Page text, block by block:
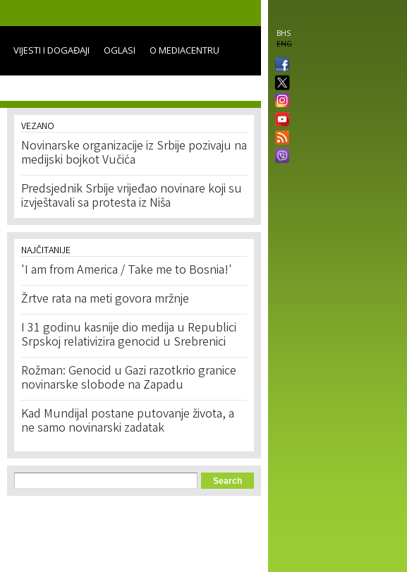
BHS
ENG
VIJESTI I DOGAĐAJI OGLASI O MEDIACENTRU
VEZANO
Novinarske organizacije iz Srbije pozivaju na
medijski bojkot Vučića
Predsjednik Srbije vrijeđao novinare koji su
izvještavali sa protesta iz Niša
NAJČITANIJE
'I am from America / Take me to Bosnia!'
Žrtve rata na meti govora mržnje
I 31 godinu kasnije dio medija u Republici
Srpskoj relativizira genocid u Srebrenici
Rožman: Genocid u Gazi razotkrio granice
novinarske slobode na Zapadu
Kad Mundijal postane putovanje života, a
ne samo novinarski zadatak
Search form
Search